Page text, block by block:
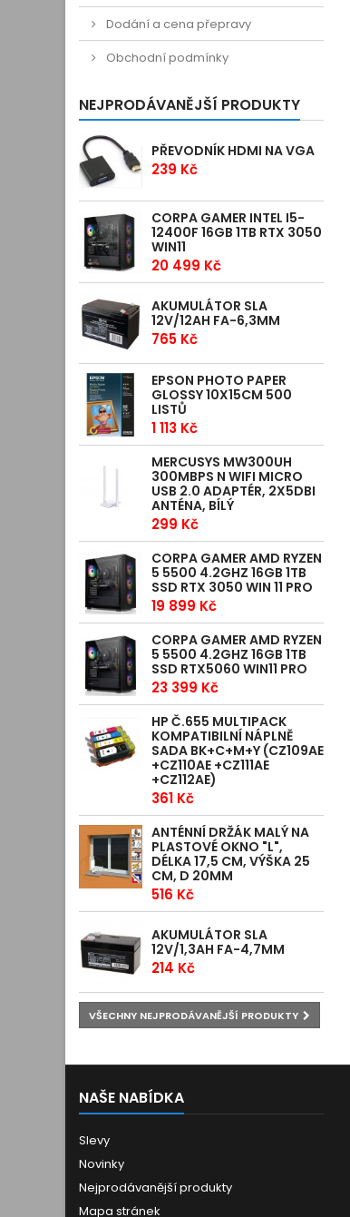
Dodání a cena přepravy
Obchodní podmínky
NEJPRODÁVANĚJŠÍ PRODUKTY
PŘEVODNÍK HDMI NA VGA
239 Kč
CORPA GAMER INTEL I5-
12400F 16GB 1TB RTX 3050
WIN11
20 499 Kč
AKUMULÁTOR SLA
12V/12AH FA-6,3MM
765 Kč
EPSON PHOTO PAPER
GLOSSY 10X15CM 500
LISTŮ
1 113 Kč
MERCUSYS MW300UH
300MBPS N WIFI MICRO
USB 2.0 ADAPTÉR, 2X5DBI
ANTÉNA, BÍLÝ
299 Kč
CORPA GAMER AMD RYZEN
5 5500 4.2GHZ 16GB 1TB
SSD RTX 3050 WIN 11 PRO
19 899 Kč
CORPA GAMER AMD RYZEN
5 5500 4.2GHZ 16GB 1TB
SSD RTX5060 WIN11 PRO
23 399 Kč
HP Č.655 MULTIPACK
KOMPATIBILNÍ NÁPLNĚ
SADA BK+C+M+Y (CZ109AE
+CZ110AE +CZ111AE
+CZ112AE)
361 Kč
ANTÉNNÍ DRŽÁK MALÝ NA
PLASTOVÉ OKNO "L",
DÉLKA 17,5 CM, VÝŠKA 25
CM, D 20MM
516 Kč
AKUMULÁTOR SLA
12V/1,3AH FA-4,7MM
214 Kč
VŠECHNY NEJPRODÁVANĚJŠÍ PRODUKTY
NAŠE NABÍDKA
Slevy
Novinky
Nejprodávanější produkty
Mapa stránek